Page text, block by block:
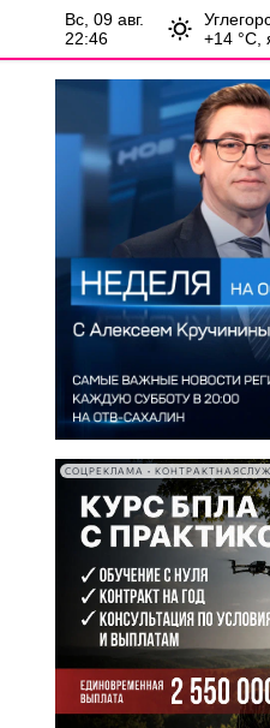
вс, 09 авг.
22:46
+14 °С,
СОЦРЕКЛАМА •